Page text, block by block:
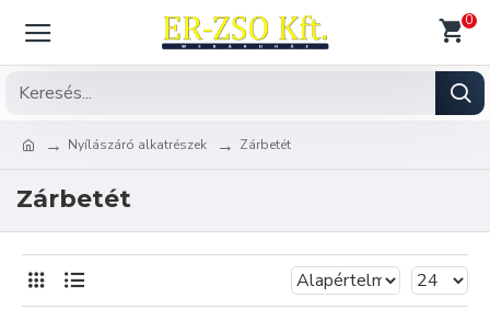
0
Nyílászáró alkatrészek Zárbetét
Zárbetét